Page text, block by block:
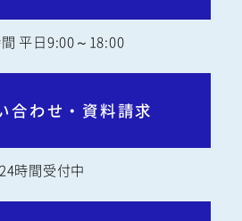
平日9:00～18:00
合わせ・資料請求
24時間受付中